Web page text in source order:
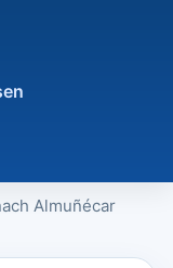
Almuñécar